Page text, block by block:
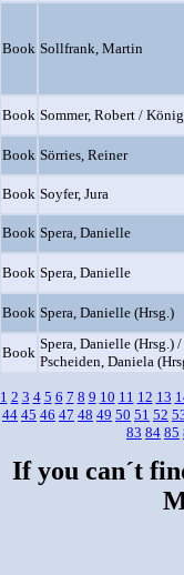
Book Sollfrank, Martin
Book Sommer, Robert /
Book Sörries, Reiner
Book Soyfer, Jura
Book Spera, Danielle
Book Spera, Danielle
Book Spera, Danielle (Hrsg.)
Book
Spera, Danielle (Hrsg.) /
Pscheiden, Daniela
1 2 3 4 5 6 7 8 9 10 11 12 13
44 45 46 47 48 49 50 51 52
83 84 85
If you can´t